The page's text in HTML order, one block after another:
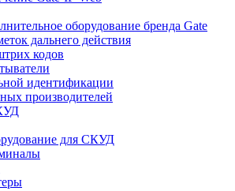
оборудование бренда Gate
дальнего действия
кодов
идентификации
производителей
для СКУД